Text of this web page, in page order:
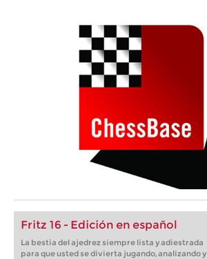
Fritz 16 - Edición en español
La bestia del ajedrez siempre lista y adiestrada
para que usted se divierta jugando, analizando y